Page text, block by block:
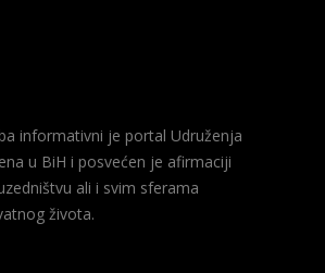
informativni je portal Udruženja
u BiH i posvećen je afirmaciji
ali i svim sferama
života.